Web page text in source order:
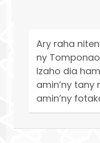
Ary raha
ny
Izaho dia
amin’ny
amin’ny